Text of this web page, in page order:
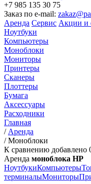
+7 985 135 30 75
Заказ по e-mail:
Аренда Сервис Акции и
Ноутбуки
Компьютеры
Моноблоки
Мониторы
Принтеры
Сканеры
Плоттеры
Бумага
Аксессуары
Расходники
Главная
/ Аренда
/Моноблоки
К сравнению добавлено
Аренда моноблока HP
НоутбукиКомпьютеры
терминалыМониторы